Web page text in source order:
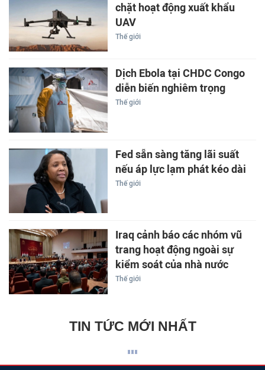
chặt hoạt động xuất khẩu
UAV
Thế giới
Dịch Ebola tại CHDC Congo
diễn biến nghiêm trọng
Thế giới
Fed sẵn sàng tăng lãi suất
nếu áp lực lạm phát kéo dài
Thế giới
Iraq cảnh báo các nhóm vũ
trang hoạt động ngoài sự
kiểm soát của nhà nước
Thế giới
TIN TỨC MỚI NHẤT